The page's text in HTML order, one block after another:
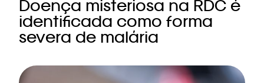
Doença misteriosa na RDC é
identificada como forma
severa de malária